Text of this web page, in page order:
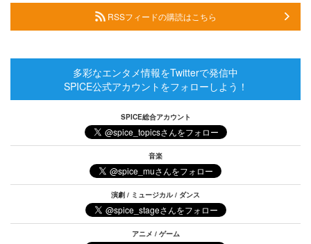
RSSフィードの購読はこちら
多彩なエンタメ情報をTwitterで発信中
SPICE公式アカウントをフォローしよう！
SPICE総合アカウント
音楽
演劇 / ミュージカル / ダンス
アニメ / ゲーム